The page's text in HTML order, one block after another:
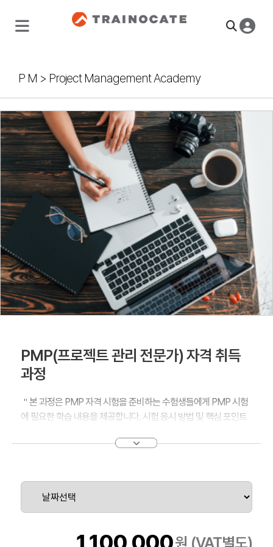
P M > Project Management Academy
PMP(프로젝트 관리 전문가) 자격 취득
과정
＂본 과정은 PMP 자격 시험을 준비하는 수험생들에게 PMP 시험
에 필요한 학습 내용을 제공합니다. 시험 응시 방법 및 핵심 포인트
정에서는 PMBOK Guide (Project Management Body of
원 (VAT별도)